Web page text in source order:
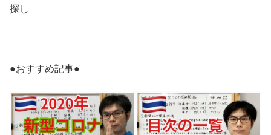
探し
●おすすめ記事●